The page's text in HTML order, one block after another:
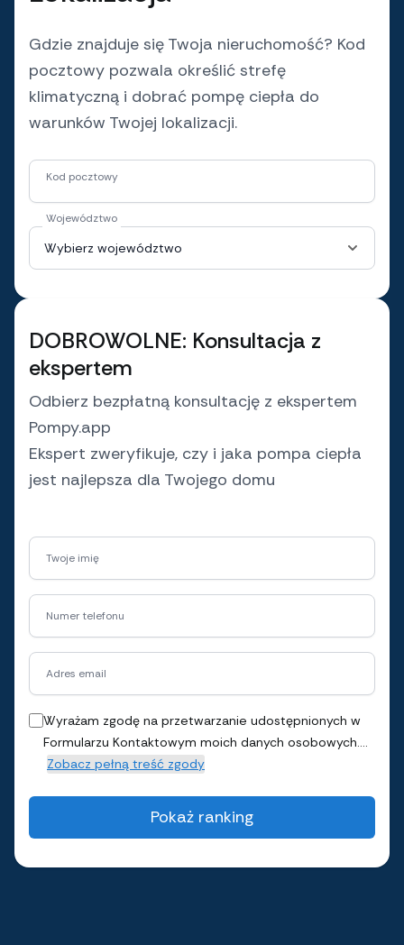
Gdzie znajduje się Twoja nieruchomość? Kod
pocztowy pozwala określić strefę
klimatyczną i dobrać pompę ciepła do
warunków Twojej lokalizacji.
Kod pocztowy
Województwo
DOBROWOLNE: Konsultacja z
ekspertem
Odbierz bezpłatną konsultację z ekspertem
Pompy.app
Ekspert zweryfikuje, czy i jaka pompa ciepła
jest najlepsza dla Twojego domu
Twoje imię
Numer telefonu
Adres email
Wyrażam zgodę na przetwarzanie udostępnionych w
Formularzu Kontaktowym moich danych osobowych....
Zobacz pełną treść zgody
Pokaż ranking